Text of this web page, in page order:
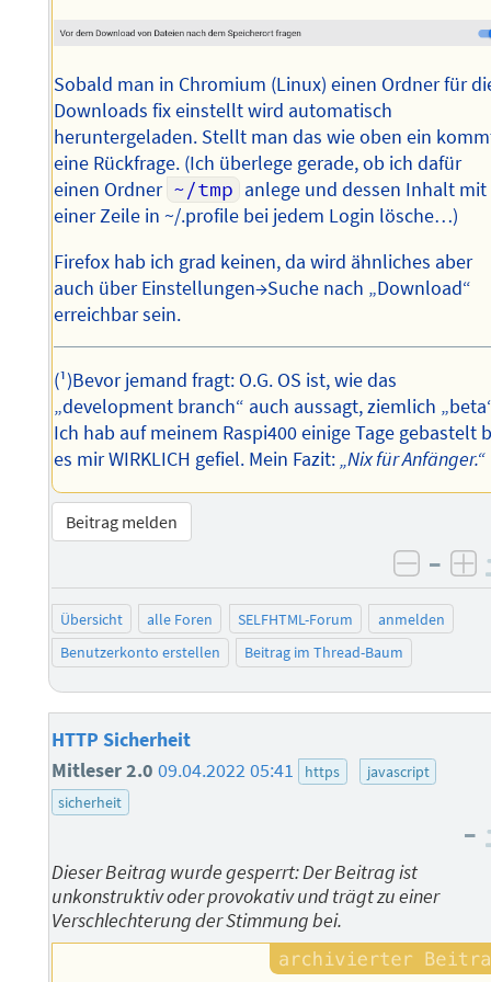
Sobald man in Chromium (Linux) einen Ordner für
Downloads fix einstellt wird automatisch
heruntergeladen. Stellt man das wie oben ein
eine Rückfrage. (Ich überlege gerade, ob ich dafür
einen Ordner ~/tmp anlege und dessen Inhalt mit
einer Zeile in ~/.profile bei jedem Login lösche…)
Firefox hab ich grad keinen, da wird ähnliches aber
auch über Einstellungen→Suche nach „Download“
erreichbar sein.
(¹)Bevor jemand fragt: O.G. OS ist, wie das
„development branch“ auch aussagt, ziemlich
Ich hab auf meinem Raspi400 einige Tage gebastelt
es mir WIRKLICH gefiel. Mein Fazit:„Nix für Anfänger.“
Beitrag melden
–
Übersicht alle Foren SELFHTML-Forum
anmelden
Benutzerkonto erstellen
Beitrag im Thread-Baum
HTTP Sicherheit
Mitleser 2.0 09.04.2022 05:41 https
javascript
sicherheit
–
Dieser Beitrag wurde gesperrt: Der Beitrag ist
unkonstruktiv oder provokativ und trägt zu einer
Verschlechterung der Stimmung bei.